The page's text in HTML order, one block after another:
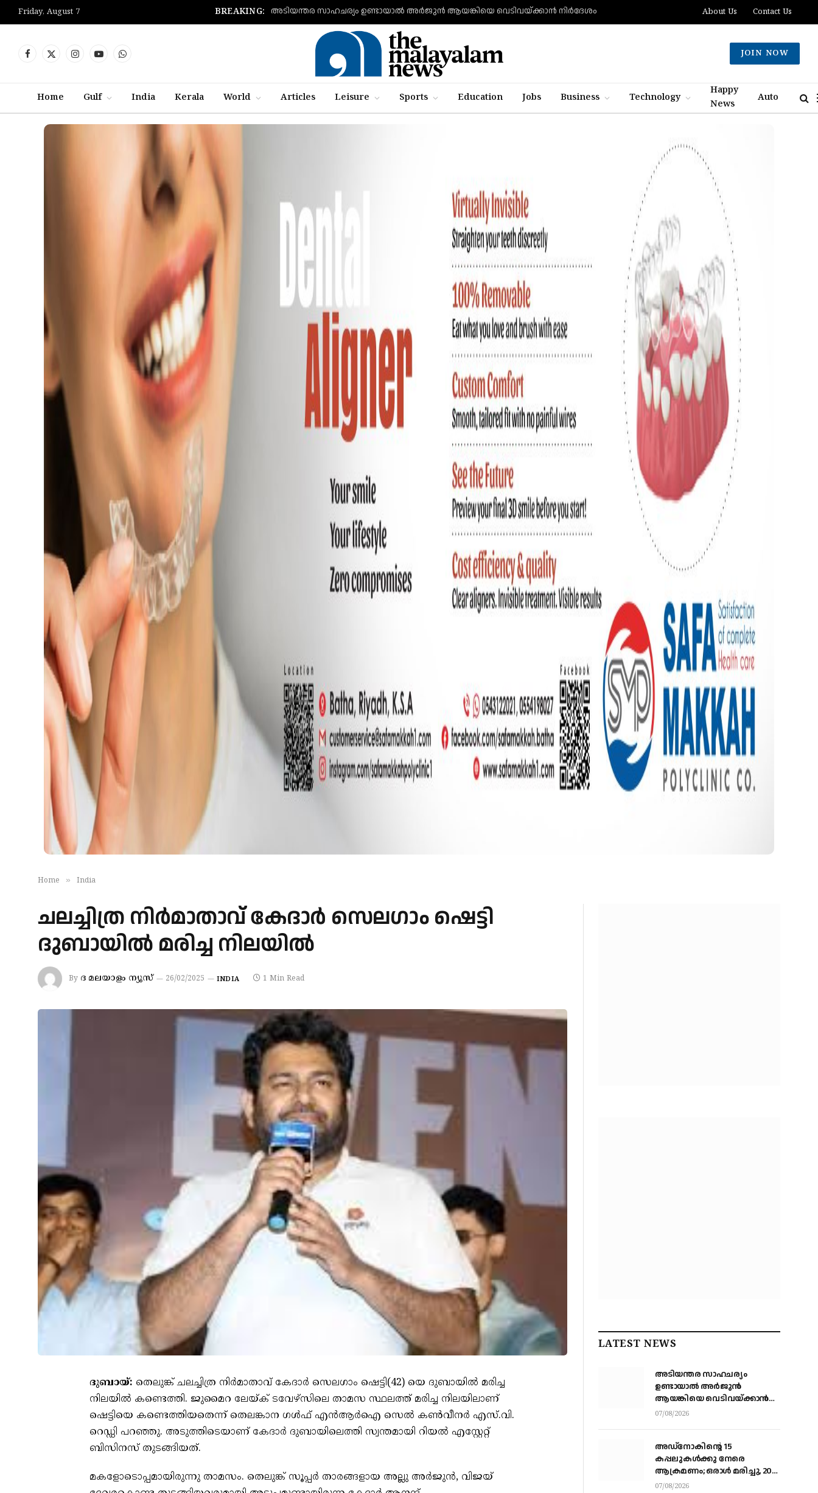
Friday, August 7 BREAKING: അടിയന്തര സാഹചര്യം ഉണ്ടായാല്‍ അര്‍ജുന്‍ ആയങ്കിയെ വെടിവയ്ക്കാന്‍ നിര്‍ദേശം About Us Contact Us
Facebook
X
InstagramYouTubeWhatsApp
JOIN NOW
Home Gulf India Kerala World Articles Leisure Sports Education Jobs Business Technology
Happy
News
Auto
Home » India
ചലച്ചിത്ര നിർമാതാവ് കേദാർ സെലഗാം ഷെട്ടി
ദുബായിൽ മരിച്ച നിലയിൽ
By ദ മലയാളം ന്യൂസ് 26/02/2025 INDIA 1 Min Read
ദുബായ്: തെലുങ്ക് ചലച്ചിത്ര നിർമാതാവ് കേദാർ സെലഗാം ഷെട്ടി(42) യെ ദുബായിൽ മരിച്ച
നിലയിൽ കണ്ടെത്തി. ജുമൈറ ലേയ്ക് ടവേഴ്സിലെ താമസ സ്ഥലത്ത് മരിച്ച നിലയിലാണ്
ഷെട്ടിയെ കണ്ടെത്തിയതെന്ന് തെലങ്കാന ഗൾഫ് എൻആർഐ സെൽ കൺവീനർ എസ്.വി.
റെഡ്ഡി പറഞ്ഞു. അടുത്തിടെയാണ് കേദാർ ദുബായിലെത്തി സ്വന്തമായി റിയൽ എസ്റ്റേറ്റ്
ബിസിനസ് തുടങ്ങിയത്.
മകളോടൊപ്പമായിരുന്നു താമസം. തെലുങ്ക് സൂപ്പർ താരങ്ങളായ അല്ലു അർജുൻ, വിജയ്
LATEST NEWS
അടിയന്തര സാഹചര്യം
ഉണ്ടായാല്‍ അര്‍ജുന്‍
ആയങ്കിയെ വെടിവയ്ക്കാന്‍
നിര്‍ദേശം
07/08/2026
അഡ്നോകിന്റെ 15
കപ്പലുകള്‍ക്കു നേരെ
ആക്രമണം; ഒരാള്‍ മരിച്ചു, 20
പേര്‍ക്ക് പരിക്ക്
07/08/2026